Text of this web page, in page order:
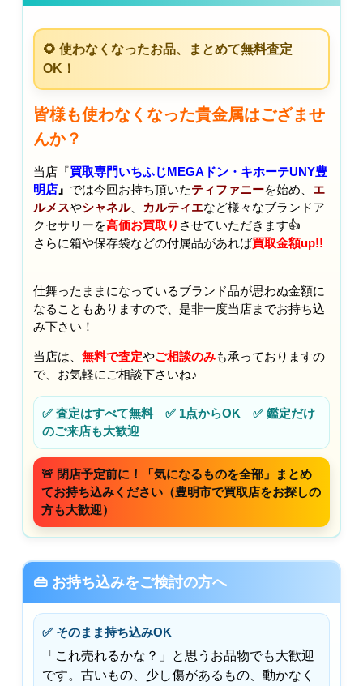
🌻 使わなくなったお品、まとめて無料査定
OK！
皆様も使わなくなった貴金属はござませ
んか？
当店『買取専門いちふじMEGAドン・キホーテUNY豊
明店 』 では今回お持ち頂いたティファニーを始め、 エ
ルメスやシャネル、 カルティエなど様々なブランドア
クセサリーを高価お買取り させていただきます👍
さらに箱や保存袋などの付属品があれば買取金額up!!
仕舞ったままになっているブランド品が思わぬ金額に
なることもありますので、是非一度当店までお持ち込
み下さい！
当店は、 無料で査定やご相談のみも承っておりますの
で、お気軽にご相談下さいね♪
✅ 査定はすべて無料 ✅ 1点からOK ✅ 鑑定だけ
のご来店も大歓迎
🚨 閉店予定前に！「気になるものを全部」まとめ
てお持ち込みください（豊明市で買取店をお探しの
方も大歓迎）
👜 お持ち込みをご検討の方へ
✅ そのまま持ち込みOK
「これ売れるかな？」と思うお品物でも大歓迎
です。古いもの、少し傷があるもの、動かなく